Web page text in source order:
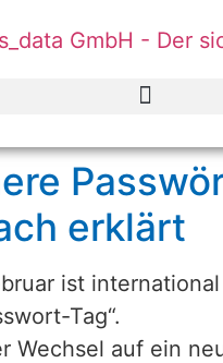
erklärt
ist
Tag“.
Wechsel auf ein